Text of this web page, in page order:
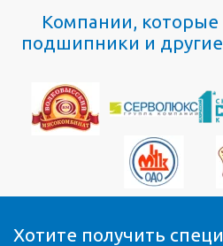
Компании, которые
подшипники и
Хотите получить